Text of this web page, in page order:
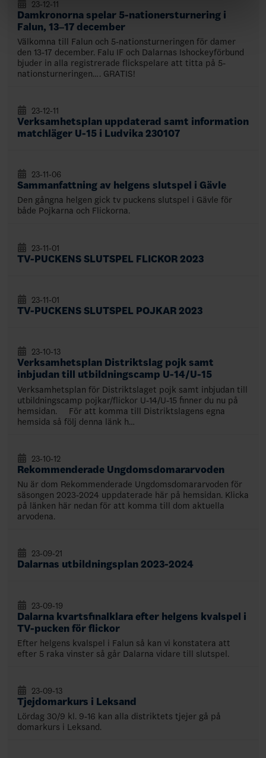
Damkronorna spelar 5-nationersturnering i
Falun, 13–17 december
23-12-11
Välkomna till Falun och 5-nationsturneringen för damer
den 13-17 december. Falu IF och Dalarnas Ishockeyförbund
bjuder in alla registrerade flickspelare att titta på 5-
nationsturneringen…. GRATIS!
Verksamhetsplan uppdaterad samt information
matchläger U-15 i Ludvika 230107
23-12-11
Sammanfattning av helgens slutspel i Gävle
23-11-06
Den gångna helgen gick tv puckens slutspel i Gävle för
både Pojkarna och Flickorna.
TV-PUCKENS SLUTSPEL FLICKOR 2023
23-11-01
TV-PUCKENS SLUTSPEL POJKAR 2023
23-11-01
Verksamhetsplan Distriktslag pojk samt
inbjudan till utbildningscamp U-14/U-15
23-10-13
Verksamhetsplan för Distriktslaget pojk samt inbjudan till
utbildningscamp pojkar/flickor U-14/U-15 finner du nu på
hemsidan. För att komma till Distriktslagens egna
hemsida så följ denna länk h…
Rekommenderade Ungdomsdomararvoden
23-10-12
Nu är dom Rekommenderade Ungdomsdomararvoden för
säsongen 2023-2024 uppdaterade här på hemsidan. Klicka
på länken här nedan för att komma till dom aktuella
arvodena.
Dalarnas utbildningsplan 2023-2024
23-09-21
Dalarna kvartsfinalklara efter helgens kvalspel i
TV-pucken för flickor
23-09-19
Efter helgens kvalspel i Falun så kan vi konstatera att
efter 5 raka vinster så går Dalarna vidare till slutspel.
Tjejdomarkurs i Leksand
23-09-13
Lördag 30/9 kl. 9-16 kan alla distriktets tjejer gå på
domarkurs i Leksand.